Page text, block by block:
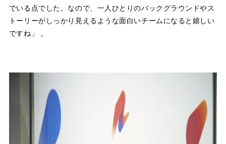
でいる点でした。なので、一人ひとりのバックグラウンドやス
トーリーがしっかり見えるような面白いチームになると嬉しい
ですね」 。